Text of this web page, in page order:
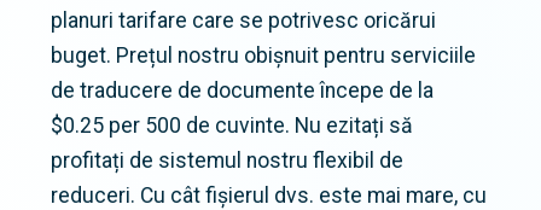
planuri tarifare care se potrivesc oricărui
buget. Prețul nostru obișnuit pentru serviciile
de traducere de documente începe de la
$0.25 per 500 de cuvinte. Nu ezitați să
profitați de sistemul nostru flexibil de
reduceri. Cu cât fișierul dvs. este mai mare, cu